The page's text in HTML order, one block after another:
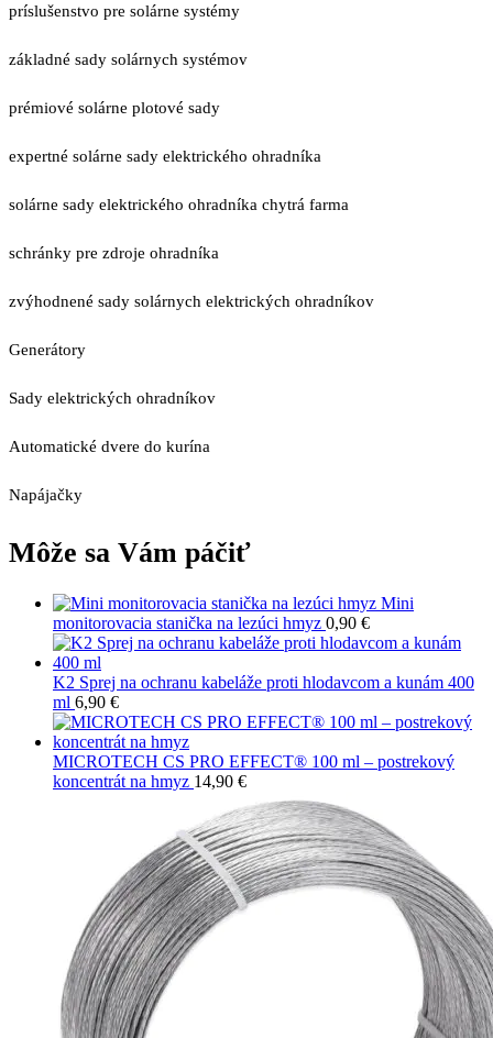
príslušenstvo pre solárne systémy
základné sady solárnych systémov
prémiové solárne plotové sady
expertné solárne sady elektrického ohradníka
solárne sady elektrického ohradníka chytrá farma
schránky pre zdroje ohradníka
zvýhodnené sady solárnych elektrických ohradníkov
Generátory
Sady elektrických ohradníkov
Automatické dvere do kurína
Napájačky
Môže sa Vám páčiť
Mini
monitorovacia stanička na lezúci hmyz 0,90 €
K2 Sprej na ochranu kabeláže proti hlodavcom a kunám 400
ml 6,90 €
MICROTECH CS PRO EFFECT® 100 ml – postrekový
koncentrát na hmyz 14,90 €